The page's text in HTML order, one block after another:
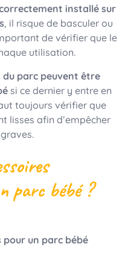
installé sur
, il risque de basculer ou
de vérifier que le
utilisation.
du parc peuvent être
si ce dernier y entre en
toujours vérifier que
lisses afin d’empêcher
parc bébé ?
pour un parc bébé